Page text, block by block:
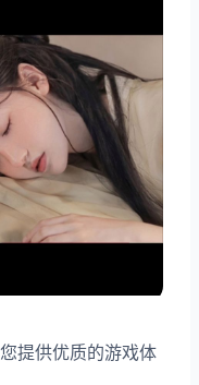
提供优质的游戏体